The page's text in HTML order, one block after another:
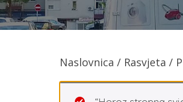
Naslovnica / Rasvjeta /